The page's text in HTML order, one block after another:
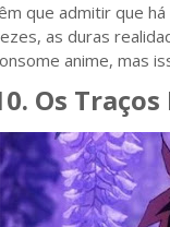
que admitir que
as duras
anime, mas
Os